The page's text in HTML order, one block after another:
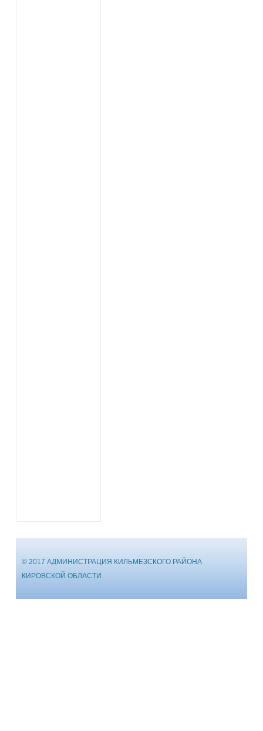
© 2017 АДМИНИСТРАЦИЯ КИЛЬМЕЗСКОГО РАЙОНА
КИРОВСКОЙ ОБЛАСТИ